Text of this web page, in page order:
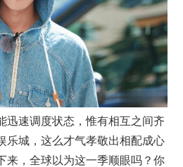
迅速调度状态，惟有相互之间齐
乐城，这么才气孝敬出相配成心
来，全球以为这一季顺眼吗？你